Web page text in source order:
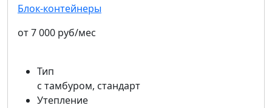
Блок-контейнеры
от 7 000 руб/мес
Тип
с тамбуром, стандарт
Утепление